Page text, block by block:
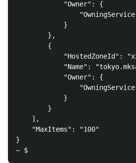
            "Owner": {
            }
        },
        {
"HostedZoneId":
"Name":
            "Owner": {
            }
        }
    ],
    "MaxItems": "100"
}